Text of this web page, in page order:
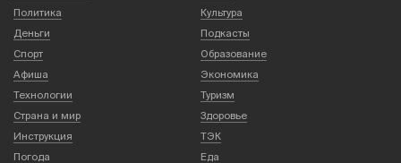
Политика
Культура
Деньги
Подкасты
Спорт
Образование
Афиша
Экономика
Технологии
Туризм
Страна и мир
Здоровье
Инструкция
ТЭК
Погода
Еда